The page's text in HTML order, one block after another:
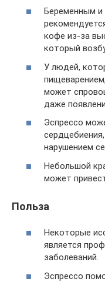
Беременным
кофе из-за
который
У людей,
может
даже
Эспрессо
нарушением
Небольшой
может
Польза
Некоторые
является
заболеваний.
Эспрессо